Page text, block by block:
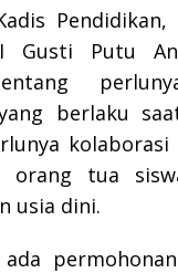
Pendidikan,
Gusti Putu
berlaku
orang tua
usia dini.
ada